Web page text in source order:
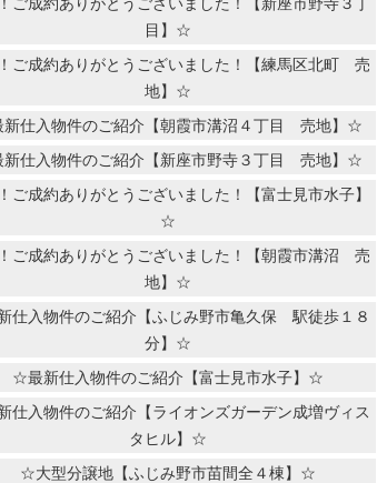
目】☆
ご成約ありがとうございました！【練馬区北町 売
地】☆
仕入物件のご紹介【朝霞市溝沼４丁目 売地】☆
仕入物件のご紹介【新座市野寺３丁目 売地】☆
ご成約ありがとうございました！【富士見市水子】
☆
ご成約ありがとうございました！【朝霞市溝沼 売
地】☆
仕入物件のご紹介【ふじみ野市亀久保 駅徒歩１８
分】☆
☆最新仕入物件のご紹介【富士見市水子】☆
仕入物件のご紹介【ライオンズガーデン成増ヴィス
タヒル】☆
☆大型分譲地【ふじみ野市苗間全４棟】☆